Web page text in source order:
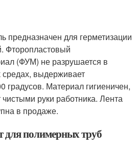
предназначен для герметизации
Фторопластовый
(ФУМ) не разрушается в
выдерживает
градусов. Материал гигиеничен,
руки работника. Лента
в продаже.
для полимерных труб